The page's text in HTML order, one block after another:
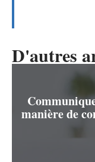
D'autres
manière de